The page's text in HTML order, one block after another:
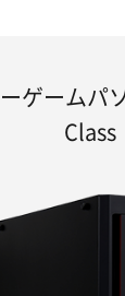
ゲームパ
Class